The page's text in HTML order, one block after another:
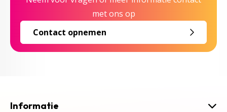
met ons op
Contact opnemen
Informatie